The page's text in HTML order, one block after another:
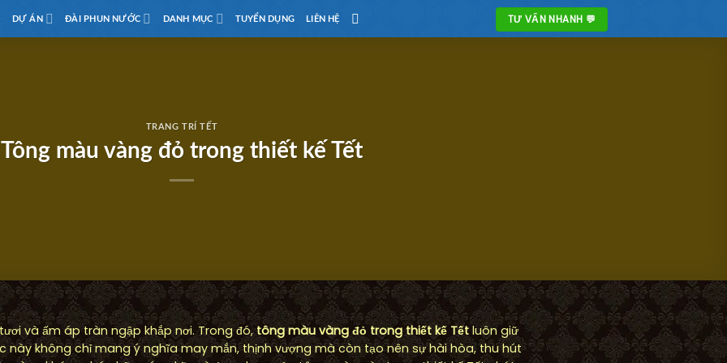
DỰ ÁN ĐÀI PHUN NƯỚC DANH MỤC TUYỂN DỤNG LIÊN HỆ TƯ VẤN NHANH 💬
TRANG TRÍ TẾT
Tông màu vàng đỏ trong thiết kế Tết
và ấm áp tràn ngập khắp nơi. Trong đó,tông màu vàng đỏ trong thiết kế Tết luôn giữ
này không chỉ mang ý nghĩa may mắn, thịnh vượng mà còn tạo nên sự hài hòa, thu hút